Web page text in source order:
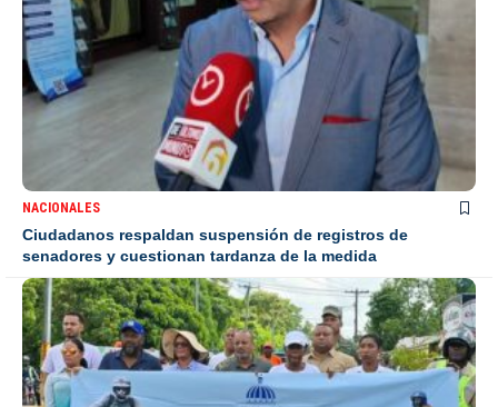
NACIONALES
Ciudadanos respaldan suspensión de registros de
senadores y cuestionan tardanza de la medida